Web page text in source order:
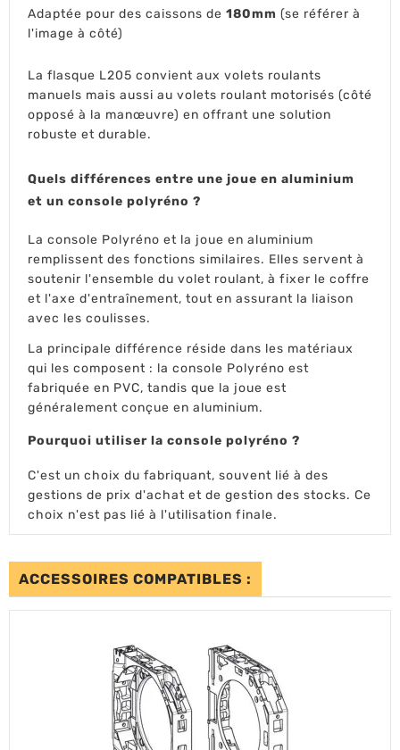
Adaptée pour des caissons de 180mm (se référer à
l'image à côté)
La flasque L205 convient aux volets roulants
manuels mais aussi au volets roulant motorisés (côté
opposé à la manœuvre) en offrant une solution
robuste et durable.
Quels différences entre une joue en aluminium
et un console polyréno ?
La console Polyréno et la joue en aluminium
remplissent des fonctions similaires. Elles servent à
soutenir l'ensemble du volet roulant, à fixer le coffre
et l'axe d'entraînement, tout en assurant la liaison
avec les coulisses.
La principale différence réside dans les matériaux
qui les composent : la console Polyréno est
fabriquée en PVC, tandis que la joue est
généralement conçue en aluminium.
Pourquoi utiliser la console polyréno ?
C'est un choix du fabriquant, souvent lié à des
gestions de prix d'achat et de gestion des stocks. Ce
choix n'est pas lié à l'utilisation finale.
ACCESSOIRES COMPATIBLES :